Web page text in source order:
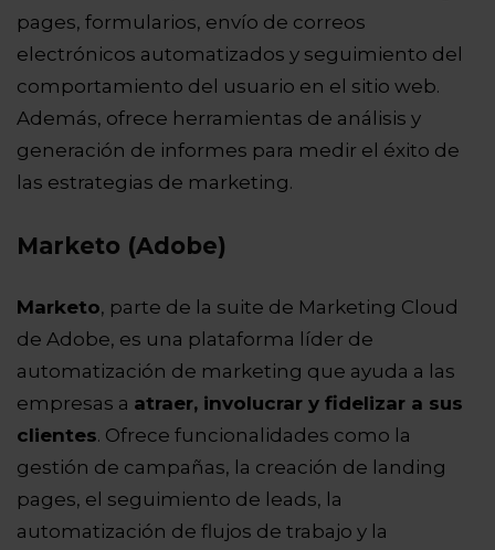
pages, formularios, envío de correos
electrónicos automatizados y seguimiento del
comportamiento del usuario en el sitio web.
Además, ofrece herramientas de análisis y
generación de informes para medir el éxito de
las estrategias de marketing.
Marketo (Adobe)
Marketo, parte de la suite de Marketing Cloud
de Adobe, es una plataforma líder de
automatización de marketing que ayuda a las
empresas a atraer, involucrar y fidelizar a sus
clientes. Ofrece funcionalidades como la
gestión de campañas, la creación de landing
pages, el seguimiento de leads, la
automatización de flujos de trabajo y la